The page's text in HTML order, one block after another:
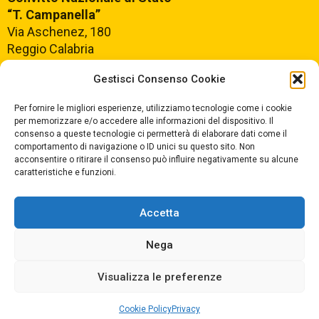
Gestisci Consenso Cookie
Per fornire le migliori esperienze, utilizziamo tecnologie come i cookie
per memorizzare e/o accedere alle informazioni del dispositivo. Il
consenso a queste tecnologie ci permetterà di elaborare dati come il
comportamento di navigazione o ID unici su questo sito. Non
acconsentire o ritirare il consenso può influire negativamente su alcune
caratteristiche e funzioni.
Accetta
Nega
Visualizza le preferenze
Cookie PolicyPrivacy
“T. Campanella”
Via Aschenez, 180
Reggio Calabria
Segreteria +39096520527
Fax +390965499420
E-mail:rcvc010005@istruzione.it
ORARIO DI APERTURA